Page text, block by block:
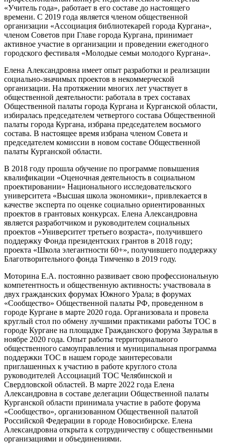
«Учитель года», работает в его составе до настоящего
времени. С 2019 года является членом общественной
организации «Ассоциация библиотекарей города Кургана»,
членом Советов при Главе города Кургана, принимает
активное участие в организации и проведении ежегодного
городского фестиваля «Молодые семьи молодого Кургана».
Елена Александровна имеет опыт разработки и реализации
социально-значимых проектов в некоммерческой
организации. На протяжении многих лет участвует в
общественной деятельности: работала в трех составах
Общественной палаты города Кургана и Курганской области,
избиралась председателем четвертого состава Общественной
палаты города Кургана, избрана председателем восьмого
состава. В настоящее время избрана членом Совета и
председателем комиссии в новом составе Общественной
палаты Курганской области.
В 2018 году прошла обучение по программе повышения
квалификации «Оценочная деятельность в социальном
проектировании» Национального исследовательского
университета «Высшая школа экономики», привлекается в
качестве эксперта по оценке социально ориентированных
проектов в грантовых конкурсах. Елена Александровна
является разработчиком и руководителем социальных
проектов «Университет третьего возраста», получившего
поддержку Фонда президентских грантов в 2018 году;
проекта «Школа элегантности 60+», получившего поддержку
Благотворительного фонда Тимченко в 2019 году.
Моторина Е.А. постоянно развивает свою профессиональную
компетентность и общественную активность: участвовала в
двух гражданских форумах Южного Урала; в форумах
«Сообщество» Общественной палаты РФ, проведенном в
городе Кургане в марте 2020 года. Организовала и провела
круглый стол по обмену лучшими практиками работы ТОС в
городе Кургане на площадке Гражданского форума Зауралья в
ноябре 2020 года. Опыт работы территориального
общественного самоуправления и муниципальная программа
поддержки ТОС в нашем городе заинтересовали
приглашенных к участию в работе круглого стола
руководителей Ассоциаций ТОС Челябинской и
Свердловской областей. В марте 2022 года Елена
Александровна в составе делегации Общественной палаты
Курганской области принимала участие в работе форума
«Сообщество», организованном Общественной палатой
Российской Федерации в городе Новосибирске. Елена
Александровна открыта к сотрудничеству с общественными
организациями и объединениями.